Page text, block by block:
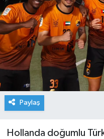
Paylaş
Hollanda doğumlu